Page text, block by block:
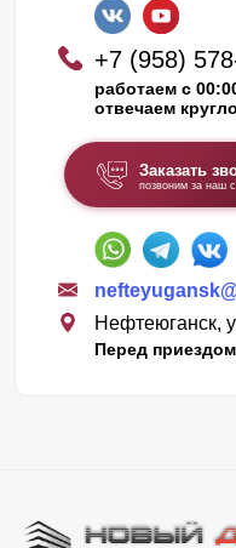
+7 (958)
работаем с
отвечаем
Заказать
позвоним за наш
Нефтеюганск,
Перед